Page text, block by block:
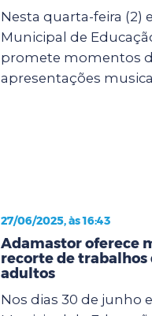
Nesta quarta-feira (2)
Municipal de
promete momentos
apresentações
27/06/2025, às 16:43
Adamastor oferece
recorte de trabalhos
adultos
Nos dias 30 de junho